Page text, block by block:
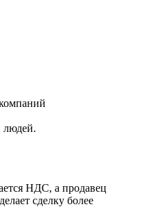
людей.
НДС, а продавец
сделку более